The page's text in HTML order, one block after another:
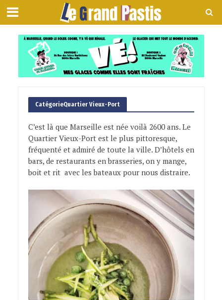
CatégorieQuartier Vieux-Port
C’est là que Marseille est née voilà 2600 ans. Le
Quartier Vieux-Port est le plus pittoresque,
fréquenté et admiré de toute la ville. D’hôtels en
bars, de restaurants en brasseries, on y mange,
boit et rit avec les bateaux pour nous distraire.